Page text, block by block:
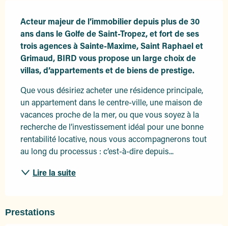
Acteur majeur de l’immobilier depuis plus de 30
ans dans le Golfe de Saint-Tropez, et fort de ses
trois agences à Sainte-Maxime, Saint Raphael et
Grimaud, BIRD vous propose un large choix de
villas, d’appartements et de biens de prestige.
Que vous désiriez acheter une résidence principale,
un appartement dans le centre-ville, une maison de
vacances proche de la mer, ou que vous soyez à la
recherche de l’investissement idéal pour une bonne
rentabilité locative, nous vous accompagnerons tout
au long du processus : c’est-à-dire depuis...
Lire la suite
Prestations